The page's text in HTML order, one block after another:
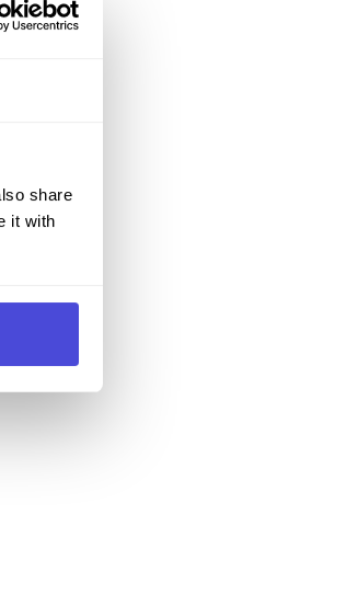
share
it with